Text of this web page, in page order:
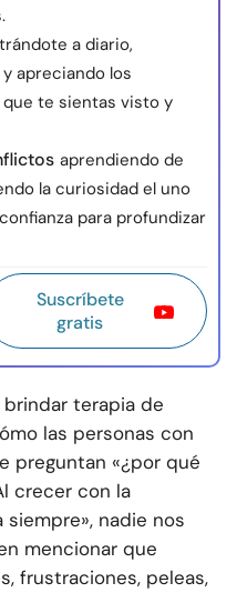
a diario,
apreciando los
te sientas visto y
aprendiendo de
la curiosidad el uno
para profundizar
Suscríbete
gratis
terapia de
las personas con
preguntan «¿por qué
crecer con la
nadie nos
mencionar que
frustraciones, peleas,